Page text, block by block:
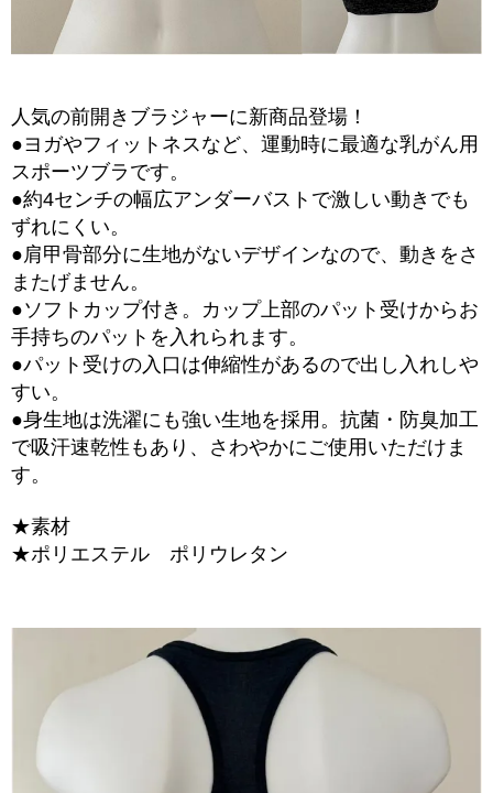
人気の前開きブラジャーに新商品登場！
●ヨガやフィットネスなど、運動時に最適な乳がん用
スポーツブラです。
●約4センチの幅広アンダーバストで激しい動きでも
ずれにくい。
●肩甲骨部分に生地がないデザインなので、動きをさ
またげません。
●ソフトカップ付き。カップ上部のパット受けからお
手持ちのパットを入れられます。
●パット受けの入口は伸縮性があるので出し入れしや
すい。
●身生地は洗濯にも強い生地を採用。抗菌・防臭加工
で吸汗速乾性もあり、さわやかにご使用いただけま
す。
★素材
★ポリエステル ポリウレタン